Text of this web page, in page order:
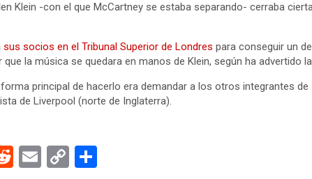
Klein -con el que McCartney se estaba separando- cerraba
sus socios en el Tribunal Superior de Londres para conseguir un
la música se quedara en manos de Klein, según ha advertido la
principal de hacerlo era demandar a los otros integrantes de
de Liverpool (norte de Inglaterra).
R
E
C